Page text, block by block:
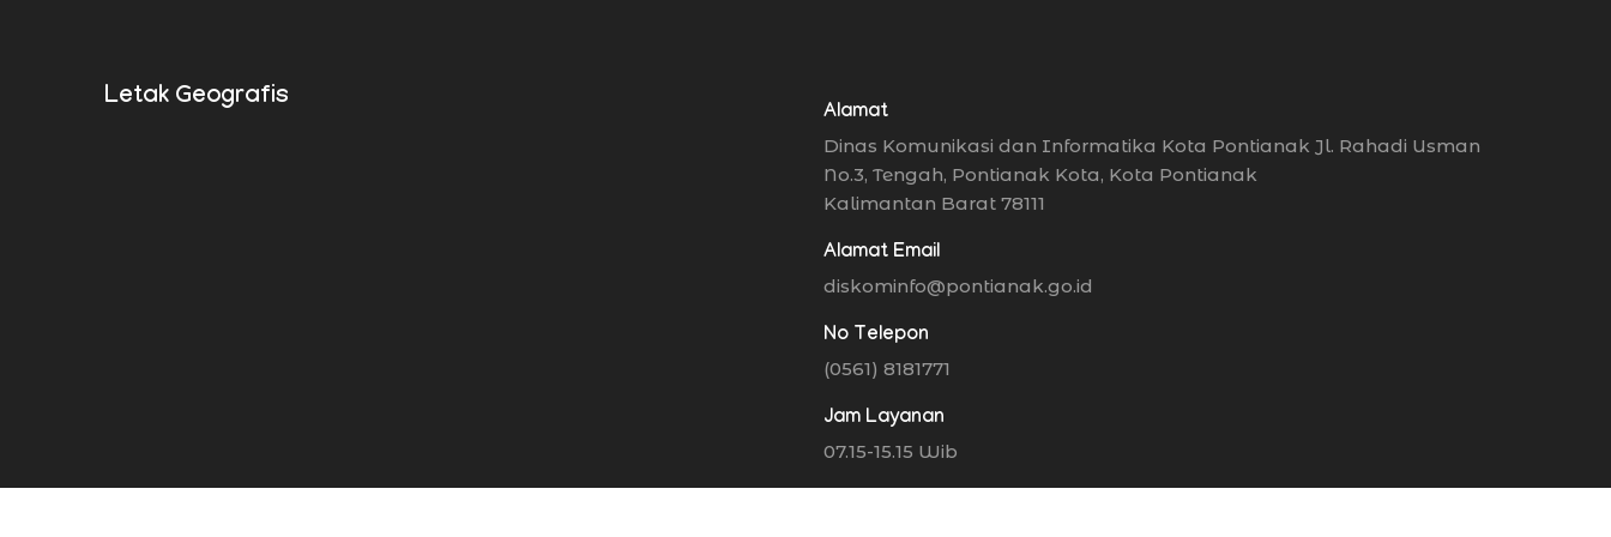
Letak Geografis
Alamat
Dinas Komunikasi dan Informatika Kota Pontianak Jl. Rahadi Usman
No.3, Tengah, Pontianak Kota, Kota Pontianak
Kalimantan Barat 78111
Alamat Email
diskominfo@pontianak.go.id
No Telepon
(0561) 8181771
Jam Layanan
07.15-15.15 Wib